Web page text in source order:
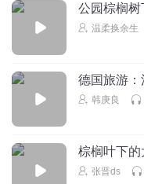
公园棕榈树
温柔换余生
德国旅游：
韩庚良
棕榈叶下的
张晋ds